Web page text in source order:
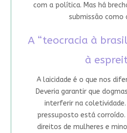
com a política. Mas há
submissão como
A “teocracia à
à
A laicidade é o que nos
Deveria garantir que
interferir na coletividade.
pressuposto está corroído.
direitos de mulheres e